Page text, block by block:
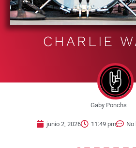
CHARLIE
Gaby Ponchs
junio 2, 2026 11:49 pm No